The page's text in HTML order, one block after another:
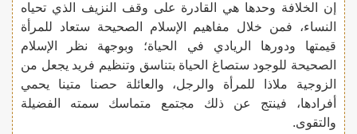
إن الخلافة وحدها هي القادرة على وقف النزيف الذي تحياه
النساء، فمن خلال مفاهيم الإسلام الصحيحة ستعاد للمرأة
قيمتها ودورها الريادي في الحياة؛ وبوجهة نظر الإسلام
الصحيحة للوجود ستصاغ الحياة بتناسق وتنظيم فريد يجعل من
الزوجية ملاذا للمرأة والرجل، والعائلة حصنا متينا يحمي
أفرادها، فينتج عن ذلك مجتمع متماسك سمته الفضيلة
والتقوى.